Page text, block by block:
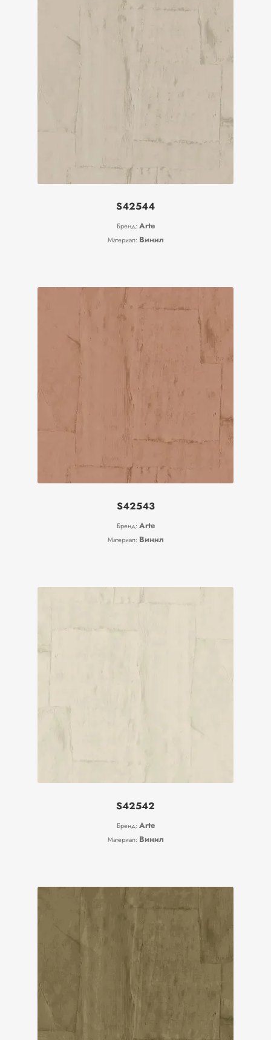
S42544
Бренд: Arte
Материал: Винил
S42543
Бренд: Arte
Материал: Винил
S42542
Бренд: Arte
Материал: Винил